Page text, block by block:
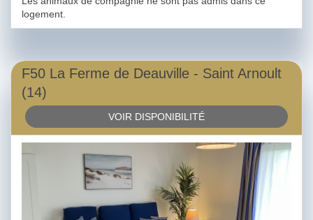
logement.
F50 La Ferme de Deauville - Saint Arnoult
(14)
VOIR DISPONIBILITÉ